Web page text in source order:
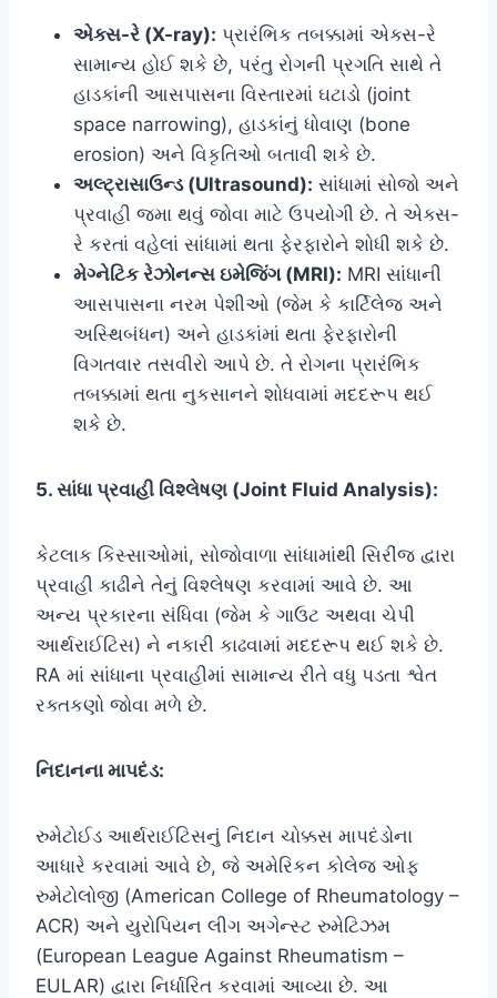
એક્સ-રે (X-ray): પ્રારંભિક તબક્કામાં એક્સ-રે
સામાન્ય હોઈ શકે છે, પરંતુ રોગની પ્રગતિ સાથે તે
હાડકાંની આસપાસના વિસ્તારમાં ઘટાડો (joint
space narrowing), હાડકાંનું ધોવાણ (bone
erosion) અને વિકૃતિઓ બતાવી શકે છે.
અલ્ટ્રાસાઉન્ડ (Ultrasound): સાંધામાં સોજો અને
પ્રવાહી જમા થવું જોવા માટે ઉપયોગી છે. તે એક્સ-
રે કરતાં વહેલાં સાંધામાં થતા ફેરફારોને શોધી શકે છે.
મેગ્નેટિક રેઝોનન્સ ઇમેજિંગ (MRI): MRI સાંધાની
આસપાસના નરમ પેશીઓ (જેમ કે કાર્ટિલેજ અને
અસ્થિબંધન) અને હાડકાંમાં થતા ફેરફારોની
વિગતવાર તસવીરો આપે છે. તે રોગના પ્રારંભિક
તબક્કામાં થતા નુકસાનને શોધવામાં મદદરૂપ થઈ
શકે છે.
5. સાંધા પ્રવાહી વિશ્લેષણ (Joint Fluid Analysis):
કેટલાક કિસ્સાઓમાં, સોજોવાળા સાંધામાંથી સિરીંજ દ્વારા
પ્રવાહી કાઢીને તેનું વિશ્લેષણ કરવામાં આવે છે. આ
અન્ય પ્રકારના સંધિવા (જેમ કે ગાઉટ અથવા ચેપી
આર્થરાઈટિસ) ને નકારી કાઢવામાં મદદરૂપ થઈ શકે છે.
RA માં સાંધાના પ્રવાહીમાં સામાન્ય રીતે વધુ પડતા શ્વેત
રક્તકણો જોવા મળે છે.
નિદાનના માપદંડ:
રુમેટોઈડ આર્થરાઈટિસનું નિદાન ચોક્કસ માપદંડોના
આધારે કરવામાં આવે છે, જે અમેરિકન કોલેજ ઓફ
રુમેટોલોજી (American College of Rheumatology –
ACR) અને યુરોપિયન લીગ અગેન્સ્ટ રુમેટિઝમ
(European League Against Rheumatism –
EULAR) દ્વારા નિર્ધારિત કરવામાં આવ્યા છે. આ